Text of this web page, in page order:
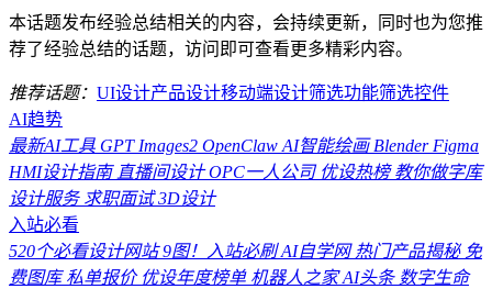
本话题发布经验总结相关的内容，会持续更新，同时也为您推
荐了经验总结的话题，访问即可查看更多精彩内容。
推荐话题： UI设计产品设计移动端设计筛选功能筛选控件
AI趋势
最新AI工具 GPT Images2 OpenClaw AI智能绘画BlenderFigma
HMI设计指南直播间设计OPC一人公司优设热榜教你做字库
设计服务求职面试3D设计
入站必看
520个必看设计网站9图！入站必刷AI自学网热门产品揭秘免
费图库私单报价优设年度榜单机器人之家AI头条数字生命